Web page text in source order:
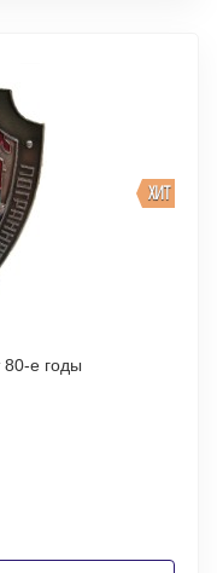
ХИТ
Знак /Старший пограннаряда/ Винт 80-е годы